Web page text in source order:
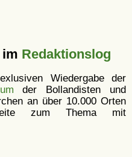
Redaktionslog
Wiedergabe der
der Bollandisten und
an über 10.000 Orten
zum Thema mit